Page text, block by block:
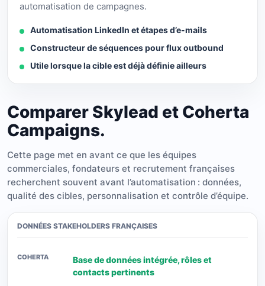
automatisation de campagnes.
Automatisation LinkedIn et étapes d’e-mails
Constructeur de séquences pour flux outbound
Utile lorsque la cible est déjà définie ailleurs
Comparer Skylead et Coherta
Campaigns.
Cette page met en avant ce que les équipes
commerciales, fondateurs et recrutement françaises
recherchent souvent avant l’automatisation : données,
qualité des cibles, personnalisation et contrôle d’équipe.
DONNÉES STAKEHOLDERS FRANÇAISES
Base de données intégrée, rôles et
contacts pertinents